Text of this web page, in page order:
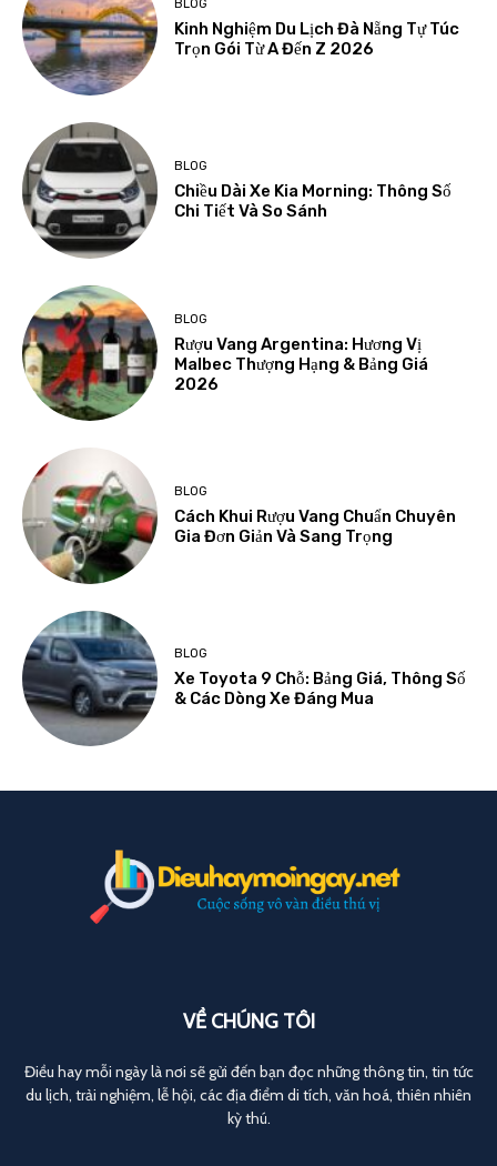
BLOG
Kinh Nghiệm Du Lịch Đà Nẵng Tự Túc
Trọn Gói Từ A Đến Z 2026
BLOG
Chiều Dài Xe Kia Morning: Thông Số
Chi Tiết Và So Sánh
BLOG
Rượu Vang Argentina: Hương Vị
Malbec Thượng Hạng & Bảng Giá
2026
BLOG
Cách Khui Rượu Vang Chuẩn Chuyên
Gia Đơn Giản Và Sang Trọng
BLOG
Xe Toyota 9 Chỗ: Bảng Giá, Thông Số
& Các Dòng Xe Đáng Mua
VỀ CHÚNG TÔI
Điều hay mỗi ngày là nơi sẽ gửi đến bạn đọc những thông tin, tin tức
du lịch, trải nghiệm, lễ hội, các địa điểm di tích, văn hoá, thiên nhiên
kỳ thú.